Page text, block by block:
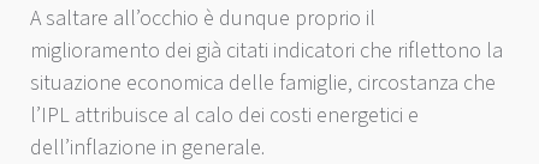
A saltare all’occhio è dunque proprio il
miglioramento dei già citati indicatori che riflettono la
situazione economica delle famiglie, circostanza che
l’IPL attribuisce al calo dei costi energetici e
dell’inflazione in generale.